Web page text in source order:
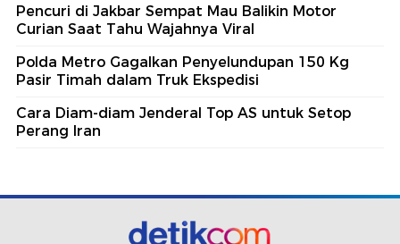
Pencuri di Jakbar Sempat Mau Balikin Motor
Curian Saat Tahu Wajahnya Viral
Polda Metro Gagalkan Penyelundupan 150 Kg
Pasir Timah dalam Truk Ekspedisi
Cara Diam-diam Jenderal Top AS untuk Setop
Perang Iran